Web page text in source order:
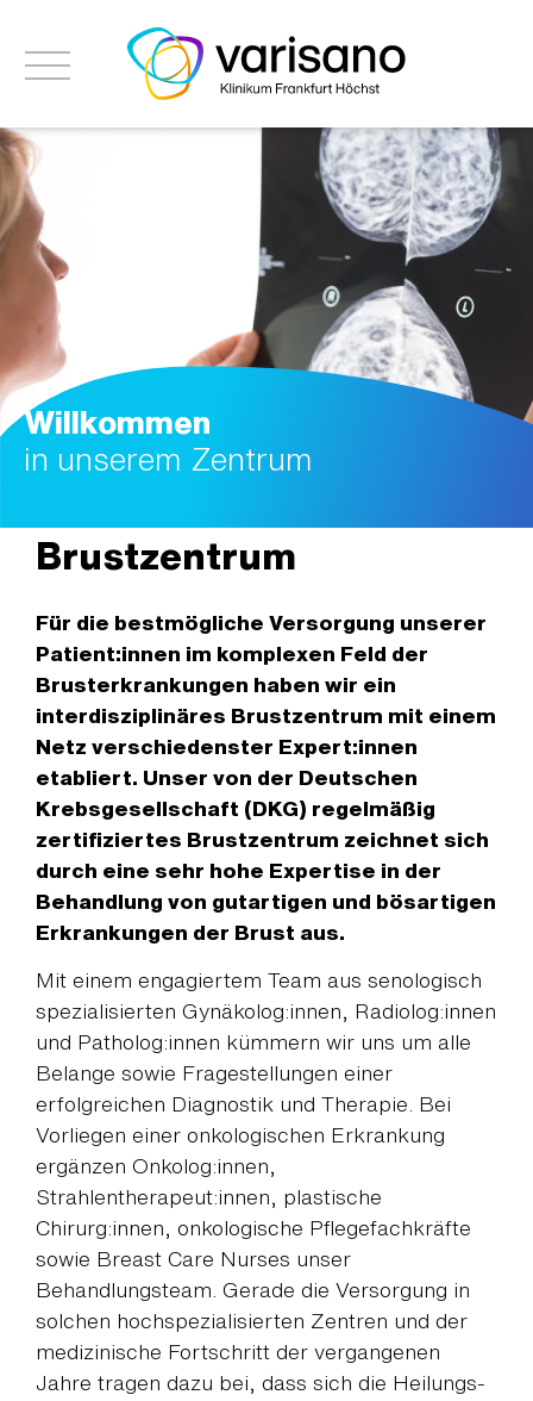
Willkommen
in unserem Zentrum
Brustzentrum
Für die bestmögliche Versorgung unserer
Patient:innen im komplexen Feld der
Brusterkrankungen haben wir ein
interdisziplinäres Brustzentrum mit einem
Netz verschiedenster Expert:innen
etabliert. Unser von der Deutschen
Krebsgesellschaft (DKG) regelmäßig
zertifiziertes Brustzentrum zeichnet sich
durch eine sehr hohe Expertise in der
Behandlung von gutartigen und bösartigen
Erkrankungen der Brust aus.
Mit einem engagiertem Team aus senologisch
spezialisierten Gynäkolog:innen, Radiolog:innen
und Patholog:innen kümmern wir uns um alle
Belange sowie Fragestellungen einer
erfolgreichen Diagnostik und Therapie. Bei
Vorliegen einer onkologischen Erkrankung
ergänzen Onkolog:innen,
Strahlentherapeut:innen, plastische
Chirurg:innen, onkologische Pflegefachkräfte
sowie Breast Care Nurses unser
Behandlungsteam. Gerade die Versorgung in
solchen hochspezialisierten Zentren und der
medizinische Fortschritt der vergangenen
Jahre tragen dazu bei, dass sich die Heilungs-